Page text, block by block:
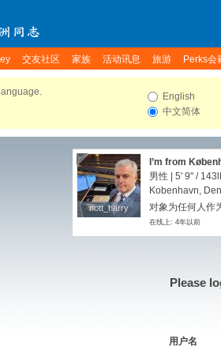
交友社区 家族 活动讯息 旅游 Perks会
English
中文简体
nott_harry
nott_harry
I’m from
matter to me
男性 | 5' 9" /
Kobenhavn,
对象为任何人作
在线上: 4年以前
Please
用户名